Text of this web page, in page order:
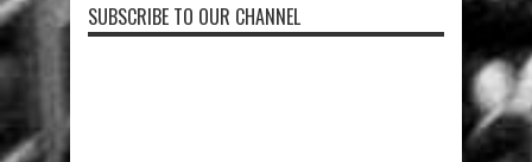
SUBSCRIBE TO OUR CHANNEL